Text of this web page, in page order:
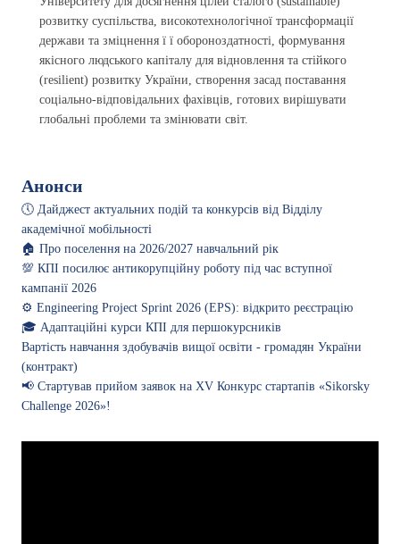
розвитку суспільства, високотехнологічної трансформації
держави та зміцнення ї ї обороноздатності, формування
якісного людського капіталу для відновлення та стійкого
(resilient) розвитку України, створення засад поставання
соціально-відповідальних фахівців, готових вирішувати
глобальні проблеми та змінювати світ.
Анонси
🕔 Дайджест актуальних подій та конкурсів від Відділу
академічної мобільності
🏠 Про поселення на 2026/2027 навчальний рік
💯 КПІ посилює антикорупційну роботу під час вступної
кампанії 2026
⚙️ Engineering Project Sprint 2026 (EPS): відкрито реєстрацію
🎓 Адаптаційні курси КПІ для першокурсників
Вартість навчання здобувачів вищої освіти - громадян України
(контракт)
📢 Стартував прийом заявок на XV Конкурс стартапів «Sikorsky
Challenge 2026»!